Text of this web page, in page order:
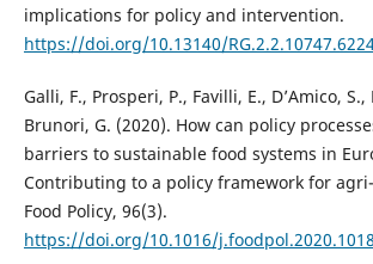
implications for policy and intervention.
https://doi.org/10.13140/
Galli, F., Prosperi, P., Favilli, E., D’Amico,
Brunori, G. (2020). How can policy
barriers to sustainable food systems in
Contributing to a policy framework for
Food Policy, 96(3).
https://doi.org/10.1016/